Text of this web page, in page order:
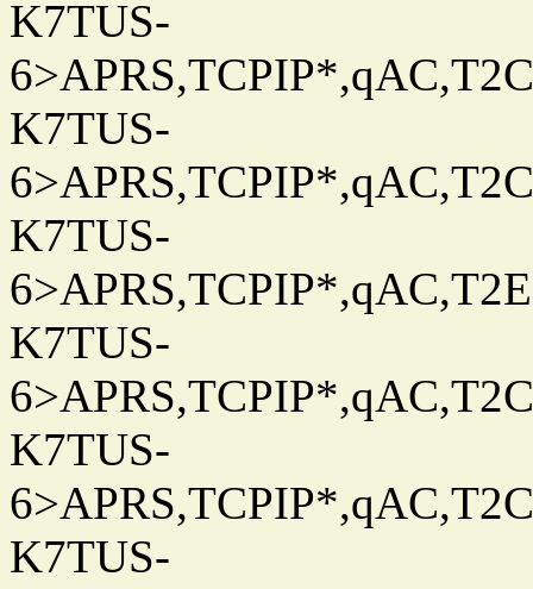
K7TUS-
K7TUS-
K7TUS-
K7TUS-
K7TUS-
K7TUS-